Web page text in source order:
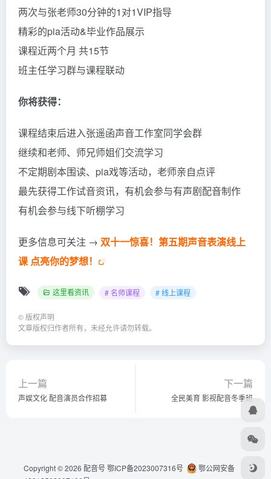
两次与张老师30分钟的1对1VIP指导
精彩的pia活动&毕业作品展示
课程近两个月 共15节
班主任学习群与课程联动
你将获得：
课程结束后进入张遥函声音工作室同学会群
继续和老师、师兄师姐们交流学习
不定期剧本围读、pia戏等活动，老师亲自点评
最先获得工作试音资讯，有机会参与有声剧配音制作
有机会参与线下听棚学习
更多信息可关注 → 双十一惊喜！第五期声音表演线上
课 点亮你的梦想！
这里看资讯 # 名师课程 # 线上课程
© 版权声明
文章版权归作者所有，未经允许请勿转载。
上一篇
声娱文化 配音演员合作招募
下一篇
全民美育 影视配音冬季班
Copyright © 2026 配音号鄂ICP备2023007316号
鄂公网安备